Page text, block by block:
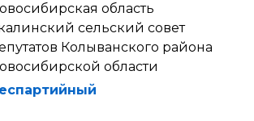
область
сельский совет
Колыванского района
области